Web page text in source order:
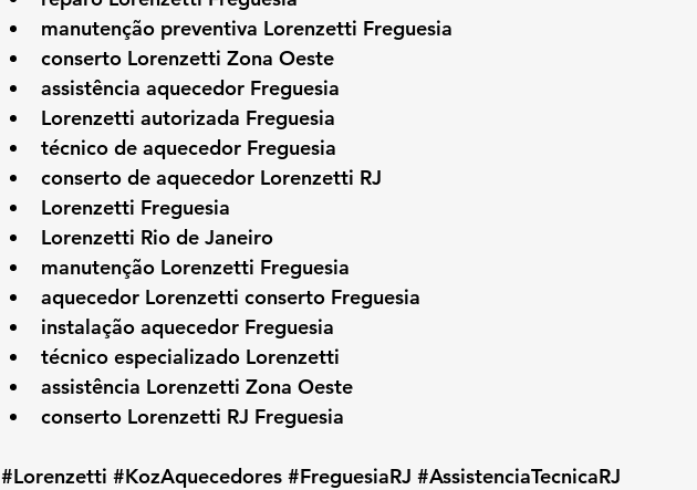
manutenção preventiva Lorenzetti Freguesia
conserto Lorenzetti Zona Oeste
assistência aquecedor Freguesia
Lorenzetti autorizada Freguesia
técnico de aquecedor Freguesia
conserto de aquecedor Lorenzetti RJ
Lorenzetti Freguesia
Lorenzetti Rio de Janeiro
manutenção Lorenzetti Freguesia
aquecedor Lorenzetti conserto Freguesia
instalação aquecedor Freguesia
técnico especializado Lorenzetti
assistência Lorenzetti Zona Oeste
conserto Lorenzetti RJ Freguesia
#Lorenzetti #KozAquecedores #FreguesiaRJ #AssistenciaTecnicaRJ